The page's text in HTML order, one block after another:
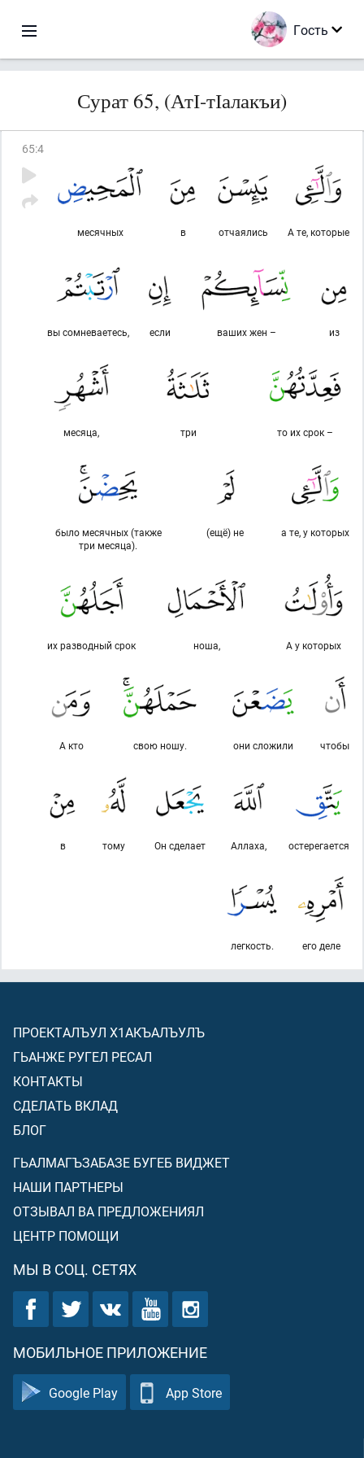
Гость
Сурат 65, (АтІ-тІалакъи)
65:4
А те, которые
отчаялись
в
месячных
из
ваших жен –
если
вы сомневаетесь,
то их срок –
три
месяца,
а те, у которых
(ещё) не
было месячных (также
три месяца).
А у которых
ноша,
их разводный срок
чтобы
они сложили
свою ношу.
А кто
остерегается
Аллаха,
Он сделает
тому
в
его деле
легкость.
ПРОЕКТАЛЪУЛ Х1АКЪАЛЪУЛЪ
ГЬАНЖЕ РУГЕЛ РЕСАЛ
КОНТАКТЫ
СДЕЛАТЬ ВКЛАД
БЛОГ
ГЬАЛМАГЪЗАБАЗЕ БУГЕБ ВИДЖЕТ
НАШИ ПАРТНЕРЫ
ОТЗЫВАЛ ВА ПРЕДЛОЖЕНИЯЛ
ЦЕНТР ПОМОЩИ
МЫ В СОЦ. СЕТЯХ
МОБИЛЬНОЕ ПРИЛОЖЕНИЕ
Google Play App Store